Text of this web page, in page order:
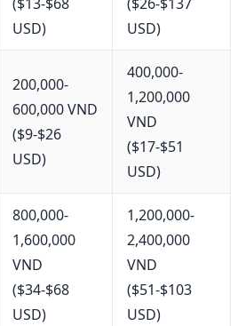
($13-$68
USD)
($26-$137
USD)
200,000-
600,000 VND
($9-$26
USD)
400,000-
1,200,000
VND
($17-$51
USD)
800,000-
1,600,000
VND
($34-$68
USD)
1,200,000-
2,400,000
VND
($51-$103
USD)